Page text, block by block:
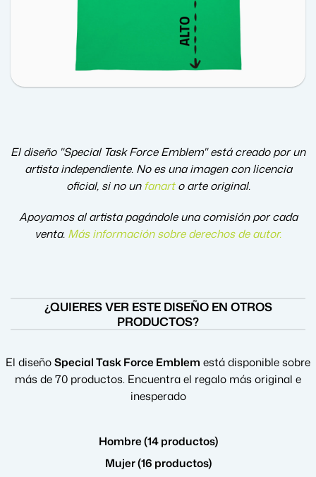
El diseño "Special Task Force Emblem" está creado por un
artista independiente. No es una imagen con licencia
oficial, si no unfanart o arte original.
Apoyamos al artista pagándole una comisión por cada
venta. Más información sobre derechos de autor.
¿QUIERES VER ESTE DISEÑO EN OTROS
PRODUCTOS?
El diseñoSpecial Task Force Emblem está disponible sobre
más de 70 productos. Encuentra el regalo más original e
inesperado
Hombre (14 productos)
Mujer (16 productos)